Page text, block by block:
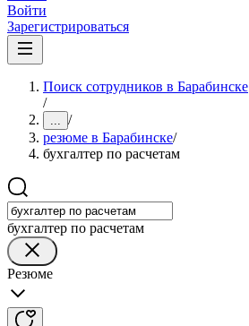
Войти
Зарегистрироваться
Поиск сотрудников в Барабинске
/
... /
резюме в Барабинске/
бухгалтер по расчетам
бухгалтер по расчетам
Резюме